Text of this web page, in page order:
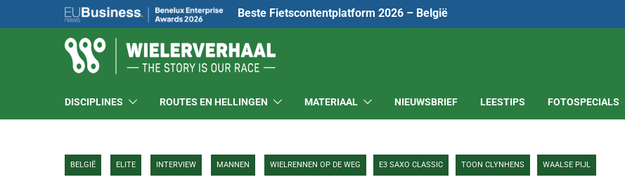
Beste Fietscontentplatform 2026 – België
DISCIPLINES ROUTES EN HELLINGEN MATERIAAL NIEUWSBRIEF LEESTIPS FOTOSPECIALS
BELGIË ELITE INTERVIEW MANNEN WIELRENNEN OP DE WEG E3 SAXO CLASSIC TOON CLYNHENS WAALSE PIJL